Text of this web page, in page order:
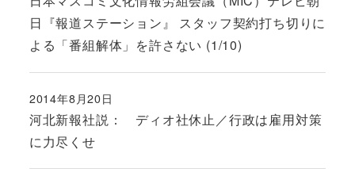
日『報道ステーション』 スタッフ契約打ち切りに
よる「番組解体」を許さない (1/10)
河北新報社説： ディオ社休止／行政は雇用対策
に力尽くせ
投稿日
2014年8月20日